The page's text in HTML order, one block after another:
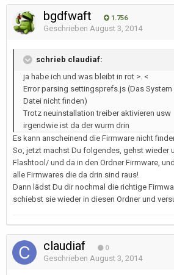
bgdfwaft 1.756
Geschrieben August 3, 2014
schrieb claudiaf:
ja habe ich und was bleibt in rot >. <
Error parsing settingsprefs.js (Das
Datei nicht finden)
Trotz neuinstallation treiber aktivieren usw
irgendwie ist da der wurm drin
Es kann anscheinend die Firmware nicht
So, jetzt machst Du folgendes, gehst wieder
Flashtool/ und da in den Ordner Firmware,
alle Firmwares die da drin sind raus!
Dann lädst Du dir nochmal die richtige
schiebst sie wieder in diesen Ordner und
claudiaf 0
Geschrieben August 3, 2014